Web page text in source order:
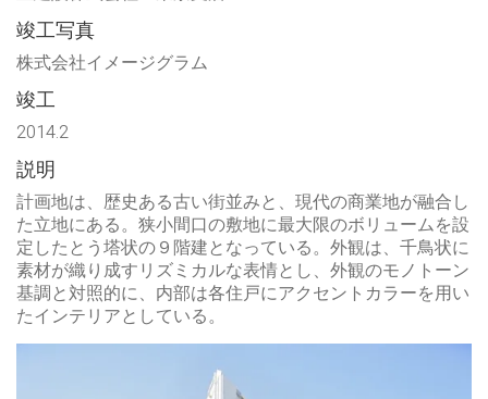
竣工写真
株式会社イメージグラム
竣工
2014.2
説明
計画地は、歴史ある古い街並みと、現代の商業地が融合し
た立地にある。狭小間口の敷地に最大限のボリュームを設
定したとう塔状の９階建となっている。外観は、千鳥状に
素材が織り成すリズミカルな表情とし、外観のモノトーン
基調と対照的に、内部は各住戸にアクセントカラーを用い
たインテリアとしている。